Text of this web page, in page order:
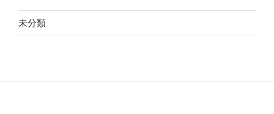
未分類